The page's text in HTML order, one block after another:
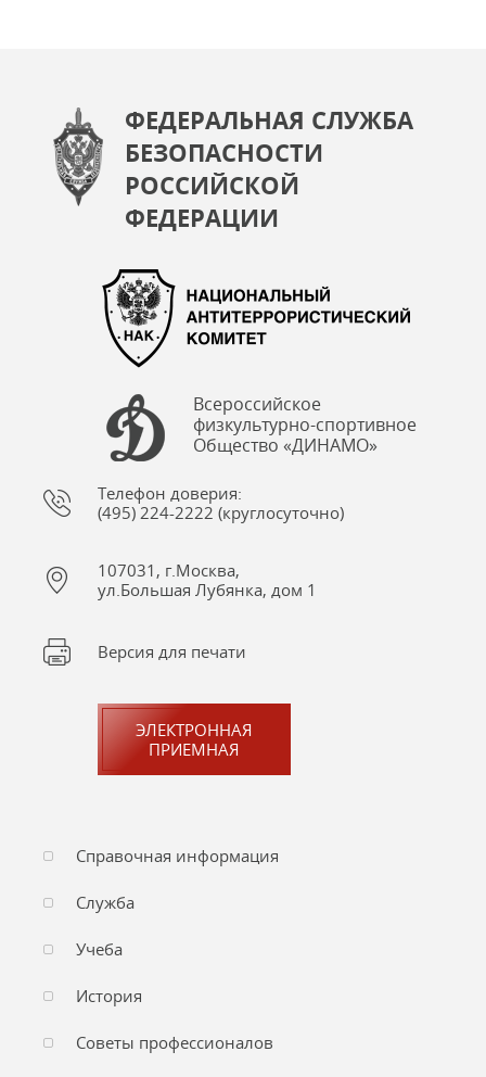
ФЕДЕРАЛЬНАЯ СЛУЖБА
БЕЗОПАСНОСТИ
РОССИЙСКОЙ
ФЕДЕРАЦИИ
Всероссийское
физкультурно-спортивное
Общество «ДИНАМО»
Телефон доверия:
(495) 224-2222 (круглосуточно)
107031, г.Москва,
ул.Большая Лубянка, дом 1
Версия для печати
ЭЛЕКТРОННАЯ
ПРИЕМНАЯ
Справочная информация
Служба
Учеба
История
Советы профессионалов